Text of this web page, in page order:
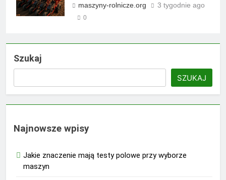
maszyny-rolnicze.org 3 tygodnie ago
0
Szukaj
SZUKAJ
Najnowsze wpisy
Jakie znaczenie mają testy polowe przy wyborze
maszyn